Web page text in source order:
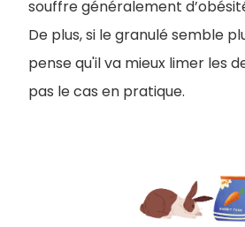
souffre généralement
De plus, si le granulé semble
pense qu'il va mieux limer les
pas le cas en pratique.